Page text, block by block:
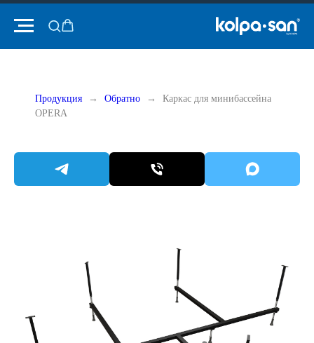
Продукция Обратно
Каркас для минибассейна
OPERA